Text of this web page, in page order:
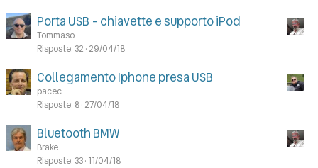
Porta USB - chiavette e supporto iPod
Tommaso
Risposte 32 29/04/18
Collegamento Iphone presa USB
pacec
Risposte 8 27/04/18
Bluetooth BMW
Brake
Risposte 33 11/04/18